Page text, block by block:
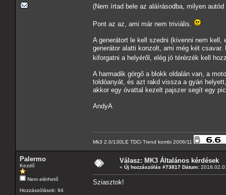
(Nem írtad bele az aláírásodba, milyen
Pont az az, ami már nem triviális.
A generátort le kell szedni (kivenni nem
generátor alatti konzolt, ami még két
kiforgatni a helyéről, elég jó térérzék kell
A harmadik görgő a blokk oldalán van, a
toldóanyát, és azt rakd vissza a gyári
akkor egy óvattal kezelt pajszer segít egy
AndyA
Mk3 2.0/130LE TDCi Trend kombi 2006/11
Palermo
Kezdő
Nem elérhető
Hozzászólások: 94
Válasz: MK3 Általános kérdések
« Új hozzászólás #73817 Dátum:
Sziasztok!